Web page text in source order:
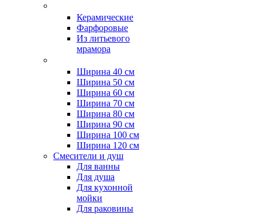
Керамические
Фарфоровые
Из литьевого
мрамора
Ширина 40 см
Ширина 50 см
Ширина 60 см
Ширина 70 см
Ширина 80 см
Ширина 90 см
Ширина 100 см
Ширина 120 см
Смесители и душ
Для ванны
Для душа
Для кухонной
мойки
Для раковины